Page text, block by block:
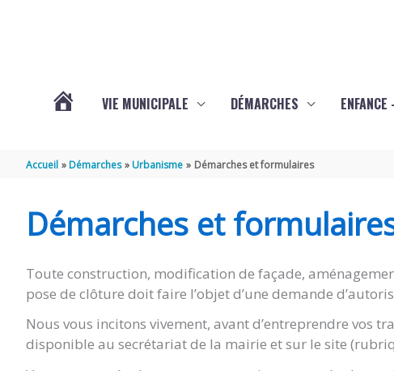
THÉNAC
VIE MUNICIPALE DÉMARCHES
Accueil Démarches Urbanisme Démarches et formulaires
Démarches et
Toute construction, modification de façade,
pose de clôture doit faire l’objet d’une demande
Nous vous incitons vivement, avant d’entreprendre vos
disponible au secrétariat de la mairie et sur le site